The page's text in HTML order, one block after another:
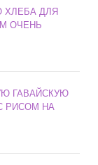
ХЛЕБА ДЛЯ
ОЧЕНЬ
ГАВАЙСКУЮ
РИСОМ НА